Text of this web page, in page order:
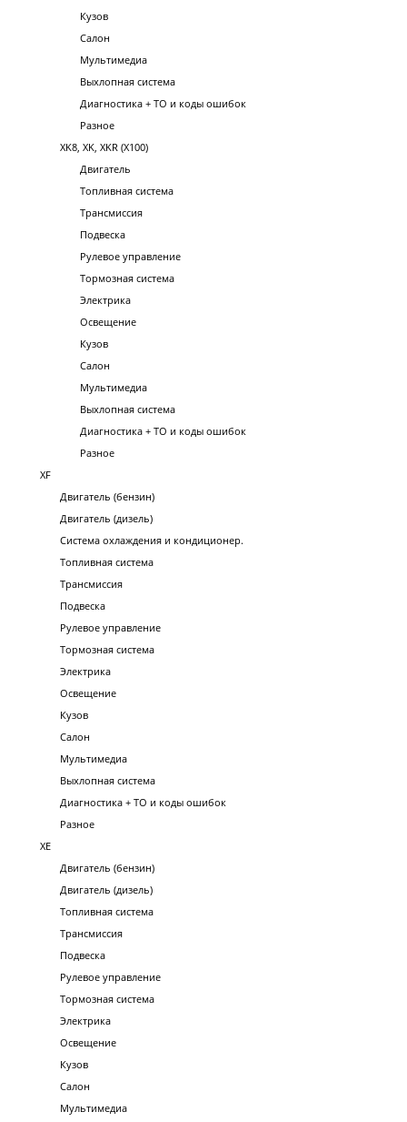
Кузов
Салон
Мультимедиа
Выхлопная система
Диагностика + ТО и коды ошибок
Разное
XK8, XK, XKR (X100)
Двигатель
Топливная система
Трансмиссия
Подвеска
Рулевое управление
Тормозная система
Электрика
Освещение
Кузов
Салон
Мультимедиа
Выхлопная система
Диагностика + ТО и коды ошибок
Разное
XF
Двигатель (бензин)
Двигатель (дизель)
Система охлаждения и кондиционер.
Топливная система
Трансмиссия
Подвеска
Рулевое управление
Тормозная система
Электрика
Освещение
Кузов
Салон
Мультимедиа
Выхлопная система
Диагностика + ТО и коды ошибок
Разное
XE
Двигатель (бензин)
Двигатель (дизель)
Топливная система
Трансмиссия
Подвеска
Рулевое управление
Тормозная система
Электрика
Освещение
Кузов
Салон
Мультимедиа